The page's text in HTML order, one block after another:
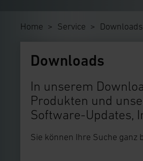
Home Service Downloads
Downloads
In unserem
Produkten und
Software-Updates,
Sie können Ihre Suche ganz